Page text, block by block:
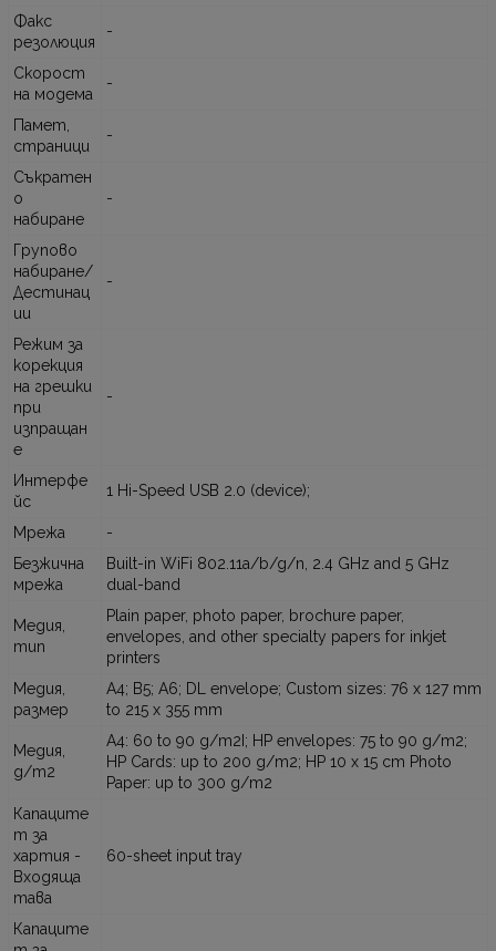
Факс
резолюция
-
Скорост
на модема
-
Памет,
страници
-
Съкратен
о
набиране
-
Групово
набиране/
Дестинац
ии
-
Режим за
корекция
на грешки
при
изпращан
е
-
Интерфе
йс
1 Hi-Speed USB 2.0 (device);
Мрежа
-
Безжична
мрежа
Built-in WiFi 802.11a/b/g/n, 2.4 GHz and 5 GHz
dual-band
Медия,
тип
Plain paper, photo paper, brochure paper,
envelopes, and other specialty papers for inkjet
printers
Медия,
размер
A4; B5; A6; DL envelope; Custom sizes: 76 x 127 mm
to 215 x 355 mm
Медия,
g/m2
A4: 60 to 90 g/m2І; HP envelopes: 75 to 90 g/m2;
HP Cards: up to 200 g/m2; HP 10 x 15 cm Photo
Paper: up to 300 g/m2
Капаците
т за
хартия -
Входяща
тава
60-sheet input tray
Капаците